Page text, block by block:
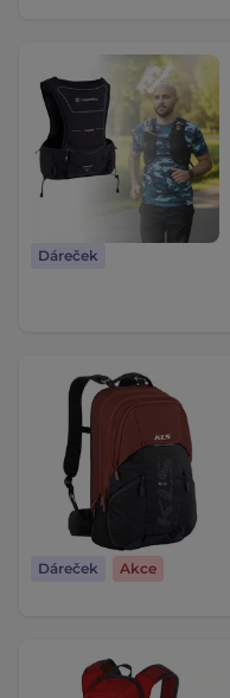
Dáreček
Dáreček Akce